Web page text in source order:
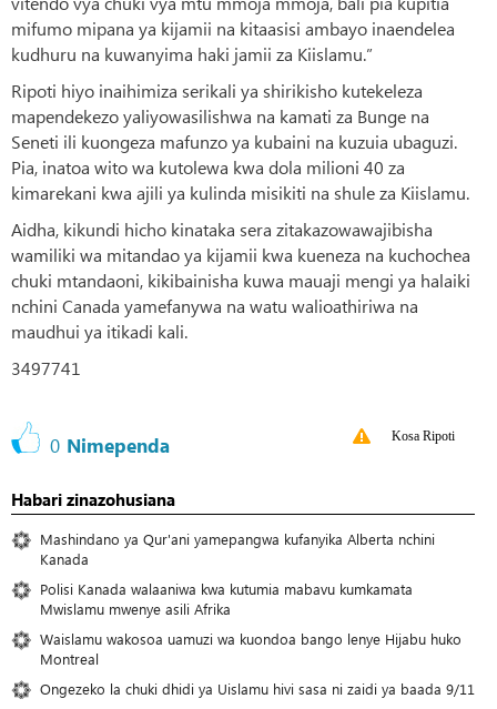
mifumo mipana ya kijamii na kitaasisi ambayo inaendelea
kudhuru na kuwanyima haki jamii za Kiislamu.”
Ripoti hiyo inaihimiza serikali ya shirikisho kutekeleza
mapendekezo yaliyowasilishwa na kamati za Bunge na
Seneti ili kuongeza mafunzo ya kubaini na kuzuia ubaguzi.
Pia, inatoa wito wa kutolewa kwa dola milioni 40 za
kimarekani kwa ajili ya kulinda misikiti na shule za Kiislamu.
Aidha, kikundi hicho kinataka sera zitakazowawajibisha
wamiliki wa mitandao ya kijamii kwa kueneza na kuchochea
chuki mtandaoni, kikibainisha kuwa mauaji mengi ya halaiki
nchini Canada yamefanywa na watu walioathiriwa na
maudhui ya itikadi kali.
3497741
0 Nimependa Kosa Ripoti
Habari zinazohusiana
Mashindano ya Qur'ani yamepangwa kufanyika Alberta nchini
Kanada
Polisi Kanada walaaniwa kwa kutumia mabavu kumkamata
Mwislamu mwenye asili Afrika
Waislamu wakosoa uamuzi wa kuondoa bango lenye Hijabu huko
Montreal
Ongezeko la chuki dhidi ya Uislamu hivi sasa ni zaidi ya baada 9/11